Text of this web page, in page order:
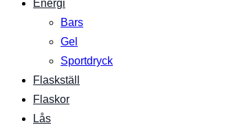
Energi
Bars
Gel
Sportdryck
Flaskställ
Flaskor
Lås